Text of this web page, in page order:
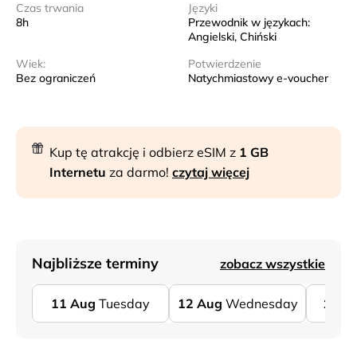
Czas trwania
8h
Języki
Przewodnik w językach:
Angielski, Chiński
Wiek:
Bez ograniczeń
Potwierdzenie
Natychmiastowy e-voucher
Kup tę atrakcję i odbierz eSIM z 1 GB
Internetu za darmo! czytaj więcej
Najbliższe terminy zobacz wszystkie
11 Aug Tuesday 12 Aug Wednesday 13